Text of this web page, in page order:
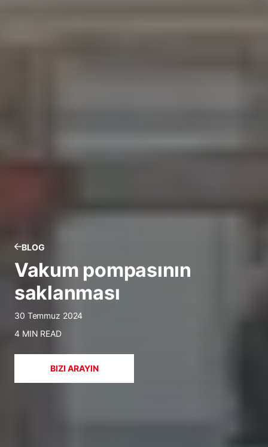
BLOG
Vakum pompasının
saklanması
30 Temmuz 2024
4 MIN READ
BIZI ARAYIN